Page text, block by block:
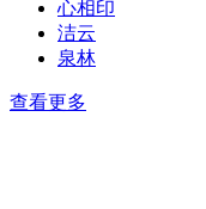
心相印
洁云
泉林
查看更多